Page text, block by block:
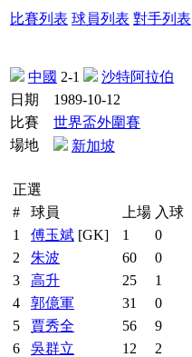
比賽列表 球員列表 對手列表
中國 2-1
沙特阿拉伯
日期
1989-10-12
比賽
世界盃外圍賽
場地
新加坡
正選
#
球員 上場 入球
1
傅玉斌 [GK] 1
0
2
朱波 60
0
3
高升 25
1
4
郭億軍 31
0
5
賈秀全 56
9
6
吳群立 12
2